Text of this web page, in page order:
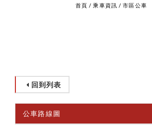
首頁 /乘車資訊 /市區公車
回到列表
公車路線圖